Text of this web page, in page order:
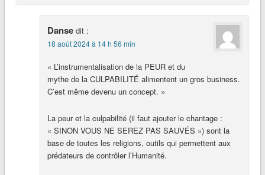
Danse dit :
18 août 2024 à 14 h 56 min
« L’instrumentalisation de la PEUR et du
mythe de la CULPABILITÉ alimentent un gros business.
C’est même devenu un concept. »
La peur et la culpabilité (il faut ajouter le chantage :
« SINON VOUS NE SEREZ PAS SAUVÉS ») sont la
base de toutes les religions, outils qui permettent aux
prédateurs de contrôler l’Humanité.